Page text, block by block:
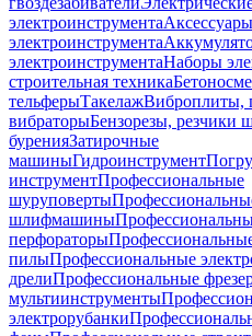
электроинструмента
электроинструмента
электроинструментаНаборы
строительная техника
тельферыТакелажВиброплиты,
вибраторыБензорезы, резчики
буренияЗатирочные
машиныГидроинструмент
инструментПрофессиональные
шуруповерты
шлифмашины
перфораторы
пилыПрофессиональные
дрелиПрофессиональные
мультиинструменты
электрорубанки